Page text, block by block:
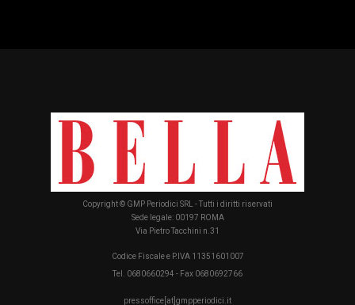
Copyright © GMP Periodici SRL - Tutti i diritti riservati
Sede legale: 00197 ROMA
Via Pietro Tacchini n.31
Codice Fiscale e P.IVA 11351601007
Tel. 0680660294 - Fax 0680692766
pressoffice[at]gmpperiodici.it